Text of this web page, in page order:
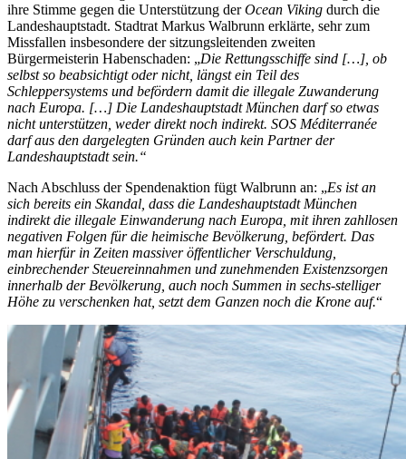
ihre Stimme gegen die Unterstützung derOcean Viking durch die
Landeshauptstadt. Stadtrat Markus Walbrunn erklärte, sehr zum
Missfallen insbesondere der sitzungsleitenden zweiten
Bürgermeisterin Habenschaden: „Die Rettungsschiffe sind […], ob
selbst so beabsichtigt oder nicht, längst ein Teil des
Schleppersystems und befördern damit die illegale Zuwanderung
nach Europa. […] Die Landeshauptstadt München darf so etwas
nicht unterstützen, weder direkt noch indirekt. SOS Méditerranée
darf aus den dargelegten Gründen auch kein Partner der
Landeshauptstadt sein.“
Nach Abschluss der Spendenaktion fügt Walbrunn an: „Es ist an
sich bereits ein Skandal, dass die Landeshauptstadt München
indirekt die illegale Einwanderung nach Europa, mit ihren zahllosen
negativen Folgen für die heimische Bevölkerung, befördert. Das
man hierfür in Zeiten massiver öffentlicher Verschuldung,
einbrechender Steuereinnahmen und zunehmenden Existenzsorgen
innerhalb der Bevölkerung, auch noch Summen in sechs-stelliger
Höhe zu verschenken hat, setzt dem Ganzen noch die Krone auf.“